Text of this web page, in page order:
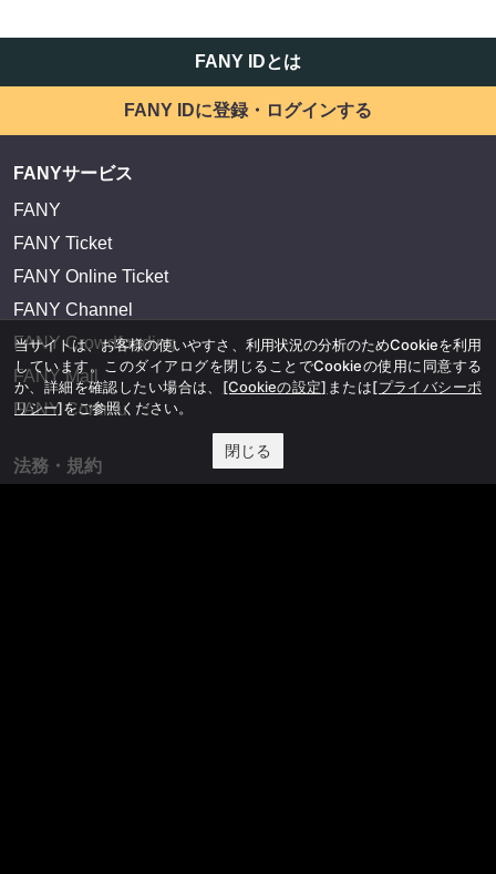
FANY IDとは
FANY IDに登録・ログインする
FANYサービス
FANY
FANY Ticket
FANY Online Ticket
FANY Channel
FANY Crowdfunding
FANY Mall
FANY Commu
法務・規約
当サイトは、お客様の使いやすさ、利用状況の分析のためCookieを利用
しています。このダイアログを閉じることでCookieの使用に同意する
か、詳細を確認したい場合は、 [Cookieの設定] または[プライバシーポ
リシー]をご参照ください。
閉じる